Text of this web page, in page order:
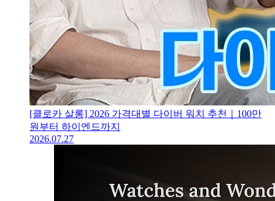
[클로카 살롱] 2026 가격대별 다이버 워치 추천｜100만
원부터 하이엔드까지
2026.07.27